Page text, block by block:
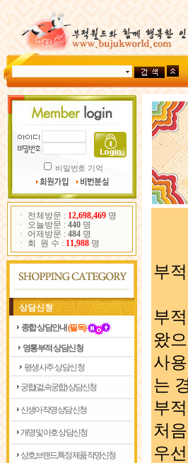
비밀번호 기억
ㆍ 전체방문 : 12,698,469 명
ㆍ 오늘방문 : 440 명
ㆍ 어제방문 : 484 명
ㆍ 회 원 수 : 11,988 명
상담신청
종합 상담안내(필독)
영통부적 상담신청
평생사주 상담신청
궁합(겉,속궁합) 상담신청
신생아 작명 상담신청
개명 및 아호 상담신청
상호,브랜드,특정제품 작명신청
부
부
왔
사
는
부
처
우